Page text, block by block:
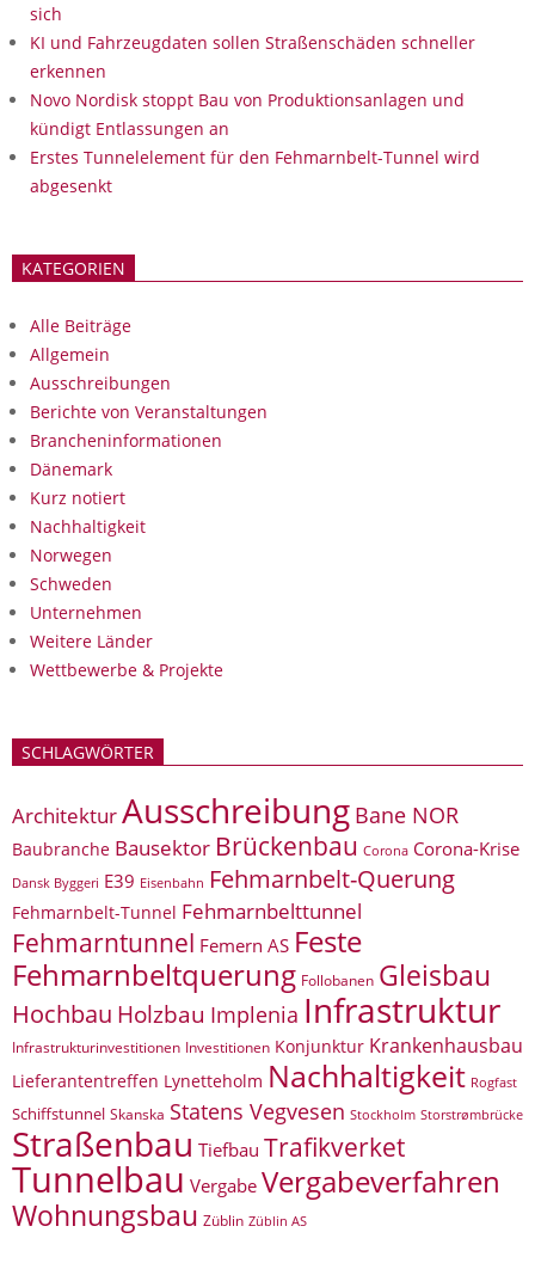
sich
KI und Fahrzeugdaten sollen Straßenschäden schneller
erkennen
Novo Nordisk stoppt Bau von Produktionsanlagen und
kündigt Entlassungen an
Erstes Tunnelelement für den Fehmarnbelt-Tunnel wird
abgesenkt
KATEGORIEN
Alle Beiträge
Allgemein
Ausschreibungen
Berichte von Veranstaltungen
Brancheninformationen
Dänemark
Kurz notiert
Nachhaltigkeit
Norwegen
Schweden
Unternehmen
Weitere Länder
Wettbewerbe & Projekte
SCHLAGWÖRTER
ArchitekturAusschreibung Bane NOR
Baubranche Bausektor Brückenbau Corona Corona-Krise
Dansk Byggeri E39 Eisenbahn Fehmarnbelt-Querung
Fehmarnbelt-Tunnel Fehmarnbelttunnel
Fehmarntunnel Femern AS Feste
Fehmarnbeltquerung Follobanen Gleisbau
Hochbau Holzbau Implenia Infrastruktur
Infrastrukturinvestitionen Investitionen Konjunktur Krankenhausbau
Lieferantentreffen Lynetteholm Nachhaltigkeit Rogfast
Schiffstunnel Skanska Statens Vegvesen Stockholm Storstrømbrücke
Straßenbau Tiefbau Trafikverket
Tunnelbau Vergabe Vergabeverfahren
Wohnungsbau Züblin Züblin AS